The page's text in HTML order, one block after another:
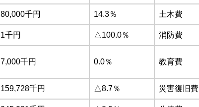
80,000千円 14.3％ 土木費
1千円 △100.0％ 消防費
7,000千円 0.0％ 教育費
159,728千円 △8.7％ 災害復旧費